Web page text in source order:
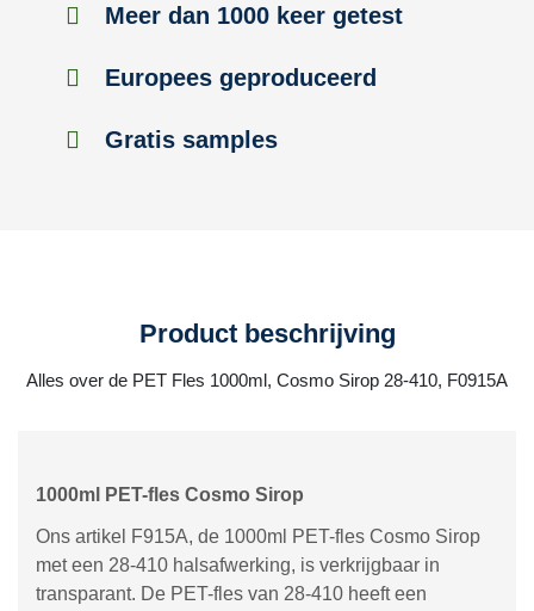
Meer dan 1000 keer getest
Europees geproduceerd
Gratis samples
Product beschrijving
Alles over de PET Fles 1000ml, Cosmo Sirop 28-410, F0915A
1000ml PET-fles Cosmo Sirop
Ons artikel F915A, de 1000ml PET-fles Cosmo Sirop
met een 28-410 halsafwerking, is verkrijgbaar in
transparant. De PET-fles van 28-410 heeft een